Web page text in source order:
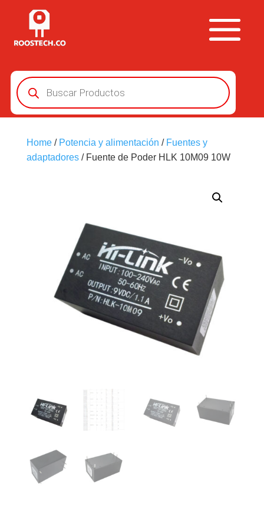
Búsqueda
de
productos
Home/ Potencia y alimentación / Fuentes y
adaptadores/ Fuente de Poder HLK 10M09 10W